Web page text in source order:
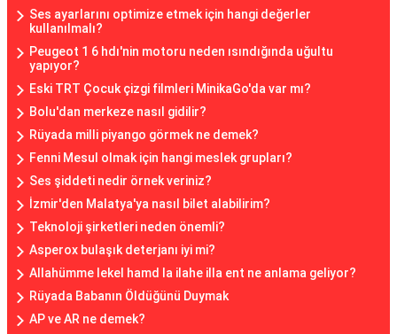
Ses ayarlarını optimize etmek için hangi değerler
kullanılmalı?
Peugeot 1 6 hdı'nin motoru neden ısındığında uğultu
yapıyor?
Eski TRT Çocuk çizgi filmleri MinikaGo'da var mı?
Bolu'dan merkeze nasıl gidilir?
Rüyada milli piyango görmek ne demek?
Fenni Mesul olmak için hangi meslek grupları?
Ses şiddeti nedir örnek veriniz?
İzmir'den Malatya'ya nasıl bilet alabilirim?
Teknoloji şirketleri neden önemli?
Asperox bulaşık deterjanı iyi mi?
Allahümme lekel hamd la ilahe illa ent ne anlama geliyor?
Rüyada Babanın Öldüğünü Duymak
AP ve AR ne demek?